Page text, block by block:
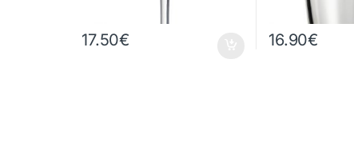
17.50€ 16.90€